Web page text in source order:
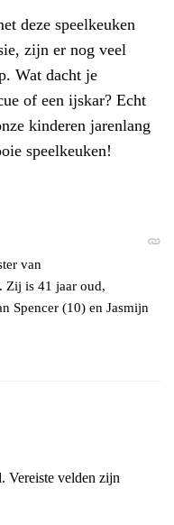
deze speelkeuken
zijn er nog veel
Wat dacht je
of een ijskar? Echt
kinderen jarenlang
speelkeuken!
van
Zij is 41 jaar oud,
Spencer (10) en Jasmijn
Vereiste velden zijn